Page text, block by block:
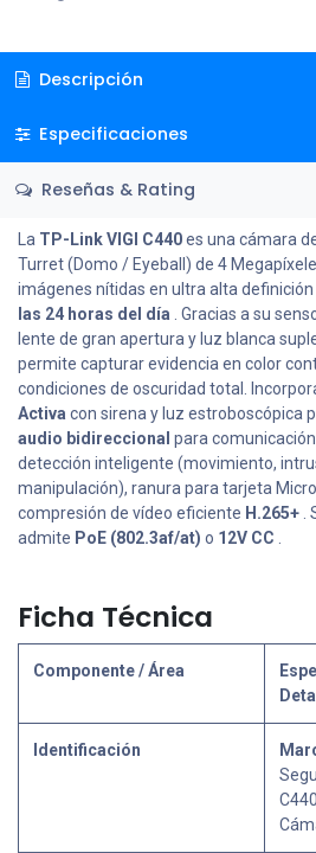
Descripción
Especificaciones
Reseñas & Rating
La TP-Link VIGI C440es una cámara
Turret (Domo / Eyeball) de 4
imágenes nítidas en ultra alta definición
las 24 horas del día . Gracias a su
lente de gran apertura y luz blanca
permite capturar evidencia en color
condiciones de oscuridad total.
Activa con sirena y luz estroboscópica
audio bidireccional para
detección inteligente (movimiento,
manipulación), ranura para tarjeta
compresión de vídeo eficiente H.265+ .
admite PoE (802.3af/at) o 12V CC
Ficha Técnica
Componente / Área
Identificación